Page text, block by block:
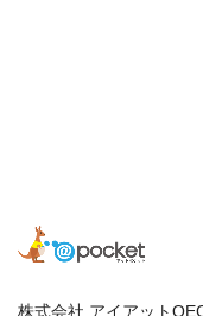
株式会社 アイアット